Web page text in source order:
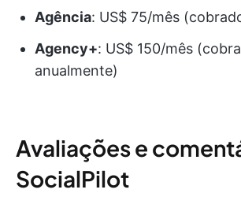
Agência: US$ 75/mês
Agency+: US$ 150/mês
anualmente)
Avaliações e
SocialPilot